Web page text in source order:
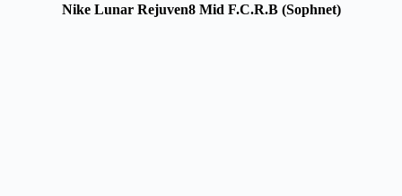
Nike Lunar Rejuven8 Mid F.C.R.B (Sophnet)